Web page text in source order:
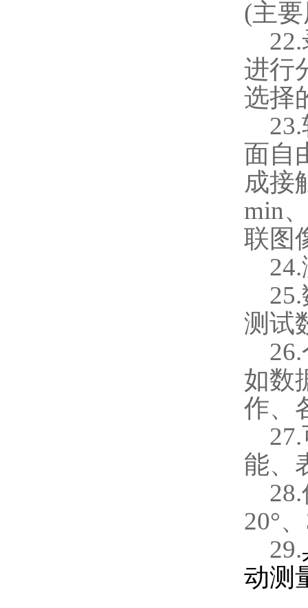
(主
22.
进行
选择
23.
面自
成接
min
联图
24.
25.
测试
26.
如数
作、
27.
能、
28.
20°、
29.
动测